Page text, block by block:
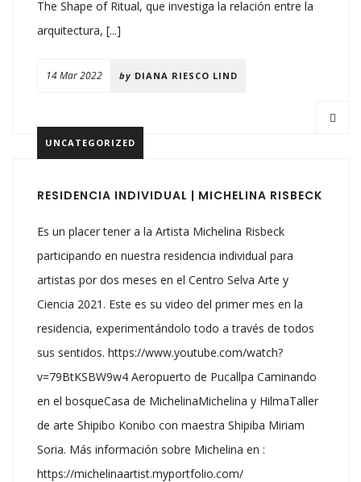
The Shape of Ritual, que investiga la relación entre la
arquitectura, [...]
14 Mar 2022 by DIANA RIESCO LIND
UNCATEGORIZED
RESIDENCIA INDIVIDUAL | MICHELINA RISBECK
Es un placer tener a la Artista Michelina Risbeck
participando en nuestra residencia individual para
artistas por dos meses en el Centro Selva Arte y
Ciencia 2021. Este es su video del primer mes en la
residencia, experimentándolo todo a través de todos
sus sentidos. https://www.youtube.com/watch?
v=79BtKSBW9w4 Aeropuerto de Pucallpa Caminando
en el bosqueCasa de MichelinaMichelina y HilmaTaller
de arte Shipibo Konibo con maestra Shipiba Miriam
Soria. Más información sobre Michelina en :
https://michelinaartist.myportfolio.com/